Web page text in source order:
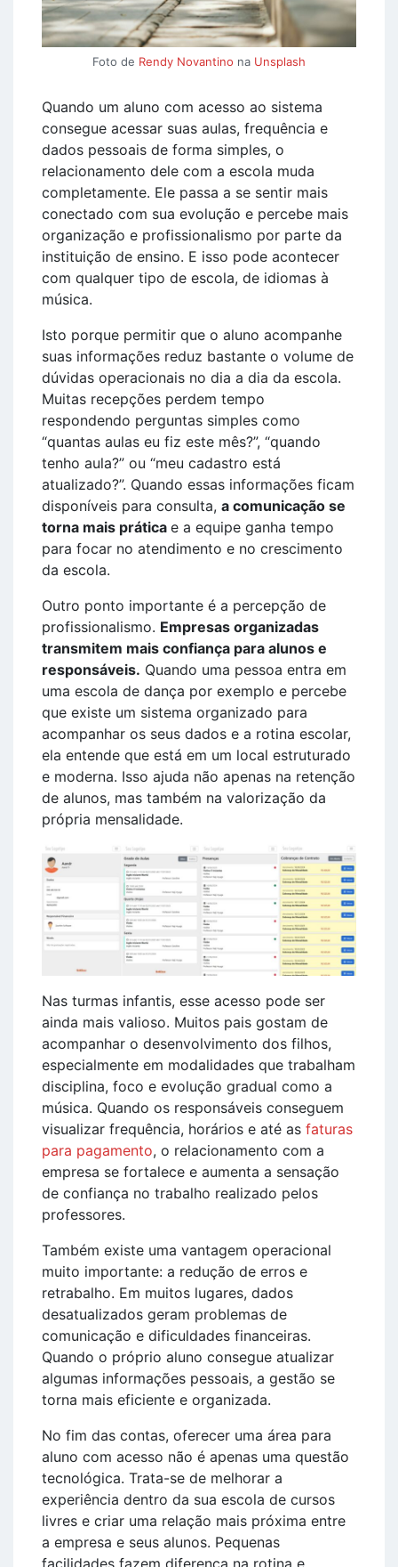
Foto de Rendy Novantino na Unsplash
Quando um aluno com acesso ao sistema
consegue acessar suas aulas, frequência e
dados pessoais de forma simples, o
relacionamento dele com a escola muda
completamente. Ele passa a se sentir mais
conectado com sua evolução e percebe mais
organização e profissionalismo por parte da
instituição de ensino. E isso pode acontecer
com qualquer tipo de escola, de idiomas à
música.
Isto porque permitir que o aluno acompanhe
suas informações reduz bastante o volume de
dúvidas operacionais no dia a dia da escola.
Muitas recepções perdem tempo
respondendo perguntas simples como
“quantas aulas eu fiz este mês?”, “quando
tenho aula?” ou “meu cadastro está
atualizado?”. Quando essas informações ficam
disponíveis para consulta, a comunicação se
torna mais prática e a equipe ganha tempo
para focar no atendimento e no crescimento
da escola.
Outro ponto importante é a percepção de
profissionalismo. Empresas organizadas
transmitem mais confiança para alunos e
responsáveis. Quando uma pessoa entra em
uma escola de dança por exemplo e percebe
que existe um sistema organizado para
acompanhar os seus dados e a rotina escolar,
ela entende que está em um local estruturado
e moderna. Isso ajuda não apenas na retenção
de alunos, mas também na valorização da
própria mensalidade.
Nas turmas infantis, esse acesso pode ser
ainda mais valioso. Muitos pais gostam de
acompanhar o desenvolvimento dos filhos,
especialmente em modalidades que trabalham
disciplina, foco e evolução gradual como a
música. Quando os responsáveis conseguem
visualizar frequência, horários e até as faturas
para pagamento, o relacionamento com a
empresa se fortalece e aumenta a sensação
de confiança no trabalho realizado pelos
professores.
Também existe uma vantagem operacional
muito importante: a redução de erros e
retrabalho. Em muitos lugares, dados
desatualizados geram problemas de
comunicação e dificuldades financeiras.
Quando o próprio aluno consegue atualizar
algumas informações pessoais, a gestão se
torna mais eficiente e organizada.
No fim das contas, oferecer uma área para
aluno com acesso não é apenas uma questão
tecnológica. Trata-se de melhorar a
experiência dentro da sua escola de cursos
livres e criar uma relação mais próxima entre
a empresa e seus alunos. Pequenas
facilidades fazem diferença na rotina e